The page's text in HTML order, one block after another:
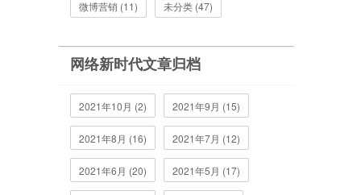
微博营销 (11) 未分类 (47)
网络新时代文章归档
2021年10月 (2) 2021年9月 (15)
2021年8月 (16) 2021年7月 (12)
2021年6月 (20) 2021年5月 (17)